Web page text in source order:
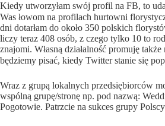
Kiedy utworzyłam swój profil na FB, to
Was łowom na profilach hurtowni
dni dotarłam do około 350 polskich
liczy teraz 408 osób, z czego tylko 10 to
znajomi. Własną działalność promuję
będziemy pisać, kiedy Twitter stanie się
Wraz z grupą lokalnych przedsiębiorców
wspólną grupę/stronę np. pod nazwą:
Pogotowie. Patrzcie na sukces grupy